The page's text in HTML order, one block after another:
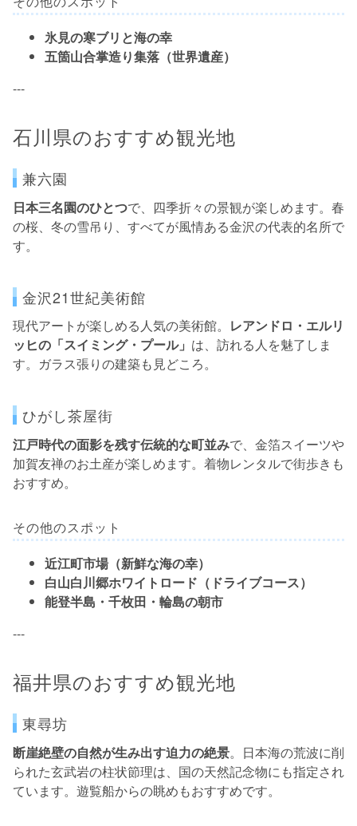
氷見の寒ブリと海の幸
五箇山合掌造り集落（世界遺産）
---
石川県のおすすめ観光地
兼六園
日本三名園のひとつで、四季折々の景観が楽しめます。春
の桜、冬の雪吊り、すべてが風情ある金沢の代表的名所で
す。
金沢21世紀美術館
現代アートが楽しめる人気の美術館。 レアンドロ・エルリ
ッヒの「スイミング・プール」 は、訪れる人を魅了しま
す。ガラス張りの建築も見どころ。
ひがし茶屋街
江戸時代の面影を残す伝統的な町並みで、金箔スイーツや
加賀友禅のお土産が楽しめます。着物レンタルで街歩きも
おすすめ。
その他のスポット
近江町市場（新鮮な海の幸）
白山白川郷ホワイトロード（ドライブコース）
能登半島・千枚田・輪島の朝市
---
福井県のおすすめ観光地
東尋坊
断崖絶壁の自然が生み出す迫力の絶景。日本海の荒波に削
られた玄武岩の柱状節理は、国の天然記念物にも指定され
ています。遊覧船からの眺めもおすすめです。